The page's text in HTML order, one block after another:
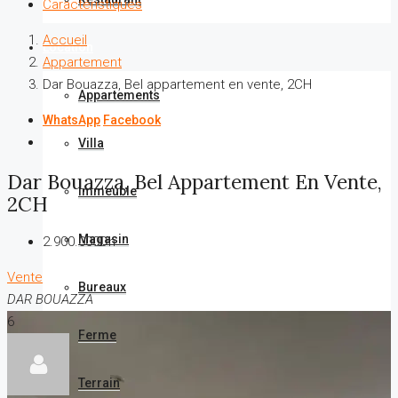
Location
Appartements
Villa
Immeuble
Magasin
Bureaux
Ferme
Terrain
Caractéristiques
Accueil
Appartement
Dar Bouazza, Bel appartement en vente, 2CH
WhatsApp Facebook
Dar Bouazza, Bel Appartement En Vente,
2CH
2.900.000Dh
Vente
DAR BOUAZZA
6